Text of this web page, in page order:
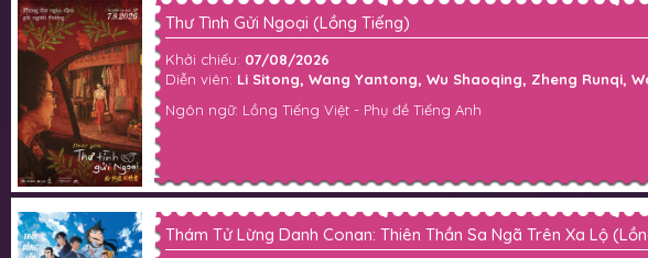
Thư Tình Gửi Ngoại (Lồng Tiếng)
Khởi chiếu: 07/08/2026
Diễn viên: Li Sitong, Wang Yantong, Wu Shaoqing, Zheng Runqi,
Ngôn ngữ: Lồng Tiếng Việt - Phụ đề Tiếng Anh
Thám Tử Lừng Danh Conan: Thiên Thần Sa Ngã Trên Xa Lộ